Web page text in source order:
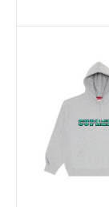
Stokta yok